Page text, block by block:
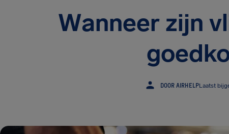
Wanneer zijn
DOOR AIRHELPLaatst